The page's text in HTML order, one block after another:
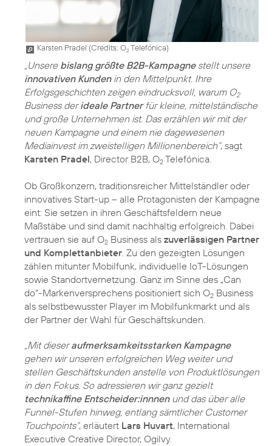
Karsten Pradel (Credits: O2Telefónica)
„Unsere bislang größte B2B-Kampagnestellt unsere
innovativen Kundenin den Mittelpunkt. Ihre
Erfolgsgeschichten zeigen eindrucksvoll, warum O2
Business derideale Partnerfür kleine, mittelständische
und große Unternehmen ist. Das erzählen wir mit der
neuen Kampagne und einem nie dagewesenen
Mediainvest im zweistelligen Millionenbereich“, sagt
Karsten Pradel, Director B2B, O2 Telefónica.
Ob Großkonzern, traditionsreicher Mittelständler oder
innovatives Start-up – alle Protagonisten der Kampagne
eint: Sie setzen in ihren Geschäftsfeldern neue
Maßstäbe und sind damit nachhaltig erfolgreich. Dabei
vertrauen sie auf O2 Business als zuverlässigen Partner
und Komplettanbieter. Zu den gezeigten Lösungen
zählen mitunter Mobilfunk, individuelle IoT-Lösungen
sowie Standortvernetzung. Ganz im Sinne des „Can
do“-Markenversprechens positioniert sich O2 Business
als selbstbewusster Player im Mobilfunkmarkt und als
der Partner der Wahl für Geschäftskunden.
„Mit dieseraufmerksamkeitsstarken Kampagne
gehen wir unseren erfolgreichen Weg weiter und
stellen Geschäftskunden anstelle von Produktlösungen
in den Fokus. So adressieren wir ganz gezielt
technikaffine Entscheider:innnenund das über alle
Funnel-Stufen hinweg, entlang sämtlicher Customer
Touchpoints“, erläutert Lars Huvart, International
Executive Creative Director, Ogilvy.